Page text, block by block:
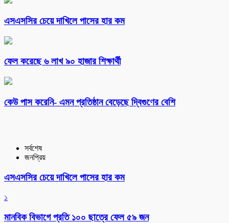
এসএসসির চেয়ে দাখিলে পাসের হার কম
ফেল করেছে ৬ লাখ ৯০ হাজার শিক্ষার্থী
কেউ পাস করেনি- এমন প্রতিষ্ঠান বেড়েছে দ্বিগুণের বেশি
সর্বশেষ
জনপ্রিয়
এসএসসির চেয়ে দাখিলে পাসের হার কম
১
মানবিক বিভাগে প্রতি ১০০ ছাত্রে ফেল ৫৯ জন